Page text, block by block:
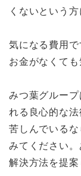
くないという
気になる費用
お金がなくても
みつ葉グループ
れる良心的な
苦しんでいる
みてください
解決方法を提案